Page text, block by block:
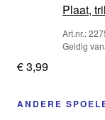
Plaat,
Art.nr.:
Geldig
€ 3,99
ANDERE